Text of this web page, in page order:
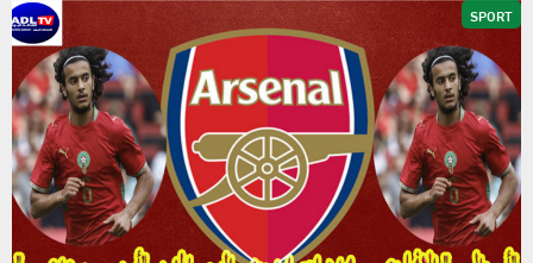
SPORT